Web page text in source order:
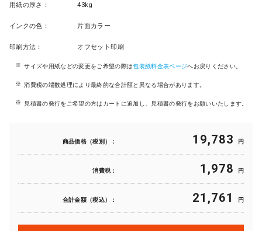
用紙の厚さ： 43kg
インクの色： 片面カラー
印刷方法： オフセット印刷
サイズや用紙などの変更をご希望の際は包装紙料金表ページへお戻りください。
消費税の端数処理により最終的な合計額と異なる場合があります。
見積書の発行をご希望の方はカートに追加し、見積書の発行をお願いいたします。
商品価格（税別）： 19,783 円
消費税： 1,978 円
合計金額（税込）： 21,761 円